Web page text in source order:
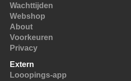
Wachttijden
Webshop
About
Voorkeuren
Privacy
Extern
Looopings-app